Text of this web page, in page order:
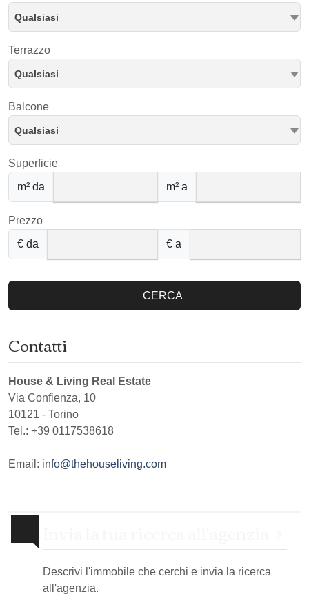
Qualsiasi
Terrazzo
Qualsiasi
Balcone
Qualsiasi
Superficie
m² da
m² a
Prezzo
€ da
€ a
CERCA
Contatti
House & Living Real Estate
Via Confienza, 10
10121 - Torino
Tel.: +39 0117538618
Email: info@thehouseliving.com
Descrivi l'immobile che cerchi e invia la ricerca
all'agenzia.